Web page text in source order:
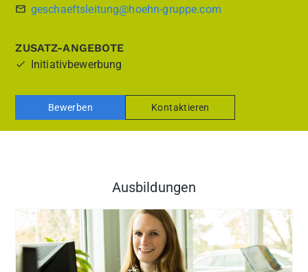
geschaeftsleitung@hoehn-gruppe.com
ZUSATZ-ANGEBOTE
Initiativbewerbung
Bewerben Kontaktieren
Ausbildungen